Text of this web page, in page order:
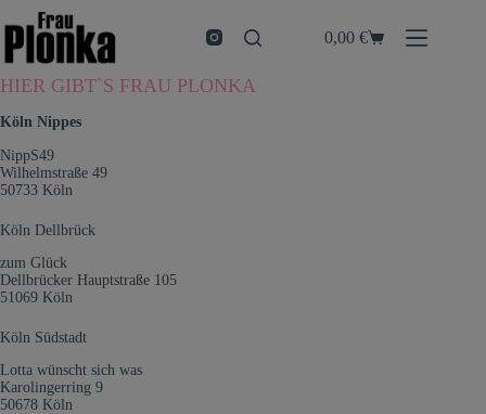
Inhalt
springen
Warenkorb
0,00€
HIER GIBT`S FRAU PLONKA
Köln Nippes
NippS49
Wilhelmstraße 49
50733 Köln
Köln Dellbrück
zum Glück
Dellbrücker Hauptstraße 105
51069 Köln
Köln Südstadt
Lotta wünscht sich was
Karolingerring 9
50678 Köln